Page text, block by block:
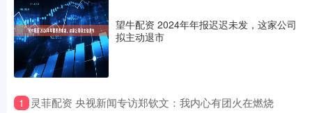
望牛配资 2024年年报迟迟未发，这家公司
拟主动退市
1 ​灵菲配资 央视新闻专访郑钦文：我内心有团火在燃烧